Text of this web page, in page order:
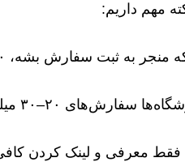
مهم داریم:
از فاکتور اولین سفارش به او تعلق می‌گیره.
میلیون تومانی دارن.
فقط معرفی و لینک کردن